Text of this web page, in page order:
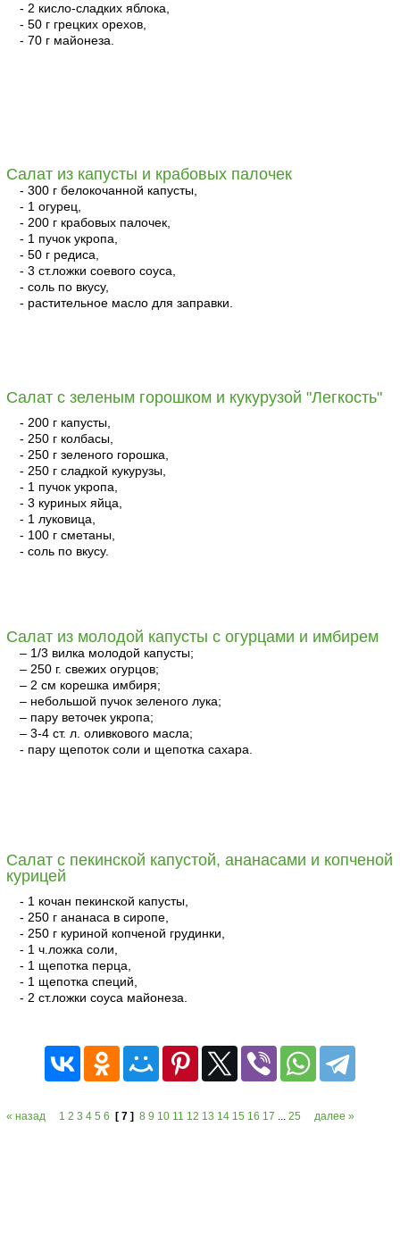
- 2 кисло-сладких яблока,
- 50 г грецких орехов,
- 70 г майонеза.
Салат из капусты и крабовых палочек
- 300 г белокочанной капусты,
- 1 огурец,
- 200 г крабовых палочек,
- 1 пучок укропа,
- 50 г редиса,
- 3 ст.ложки соевого соуса,
- соль по вкусу,
- растительное масло для заправки.
Салат с зеленым горошком и кукурузой "Легкость"
- 200 г капусты,
- 250 г колбасы,
- 250 г зеленого горошка,
- 250 г сладкой кукурузы,
- 1 пучок укропа,
- 3 куриных яйца,
- 1 луковица,
- 100 г сметаны,
- соль по вкусу.
Салат из молодой капусты с огурцами и имбирем
– 1/3 вилка молодой капусты;
– 250 г. свежих огурцов;
– 2 см корешка имбиря;
– небольшой пучок зеленого лука;
– пару веточек укропа;
– 3-4 ст. л. оливкового масла;
- пару щепоток соли и щепотка сахара.
Салат с пекинской капустой, ананасами и копченой
курицей
- 1 кочан пекинской капусты,
- 250 г ананаса в сиропе,
- 250 г куриной копченой грудинки,
- 1 ч.ложка соли,
- 1 щепотка перца,
- 1 щепотка специй,
- 2 ст.ложки соуса майонеза.
« назад 1 2 3 4 5 6 [ 7 ] 8 9 10 11 12 13 14 15 16 17 ... 25 далее »